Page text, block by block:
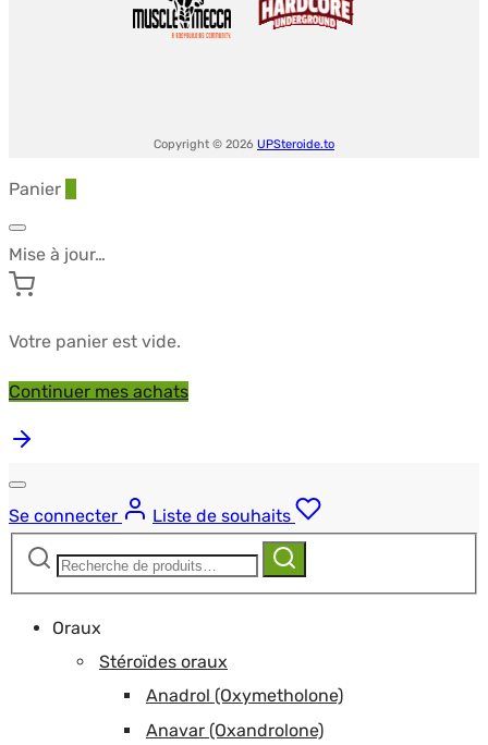
Copyright © 2026 UPSteroide.to
Panier
Mise à jour…
Votre panier est vide.
Continuer mes achats
Se connecter
Liste de souhaits
Recherche
Recherche
Oraux
Stéroïdes oraux
Anadrol (Oxymetholone)
Anavar (Oxandrolone)